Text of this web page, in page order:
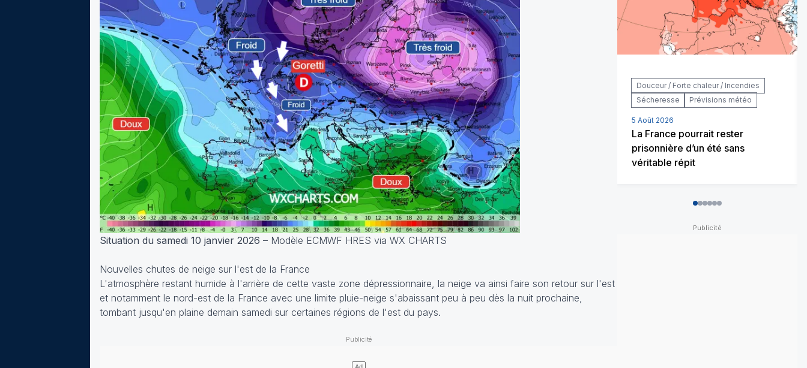
Situation du samedi 10 janvier 2026 – Modèle ECMWF HRES via WX CHARTS
Nouvelles chutes de neige sur l'est de la France
L'atmosphère restant humide à l'arrière de cette vaste zone dépressionnaire, la neige va ainsi faire son retour sur l'est
et notamment le nord-est de la France avec une limite pluie-neige s'abaissant peu à peu dès la nuit prochaine,
tombant jusqu'en plaine demain samedi sur certaines régions de l'est du pays.
Douceur / Forte chaleur / Incendies
Sécheresse
Prévisions météo
5 Août 2026
La France pourrait rester
prisonnière d’un été sans
véritable répit
012345